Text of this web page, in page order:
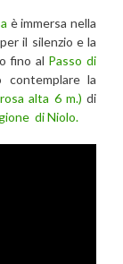
è immersa nella
il silenzio e la
fino al Passo di
la
alta 6 m.) di
di Niolo.